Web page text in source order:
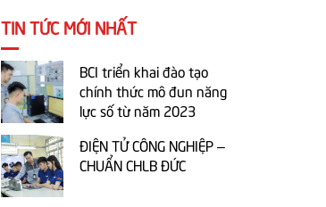
TIN TỨC MỚI NHẤT
BCI triển khai đào tạo
chính thức mô đun năng
lực số từ năm 2023
ĐIỆN TỬ CÔNG NGHIỆP –
CHUẨN CHLB ĐỨC